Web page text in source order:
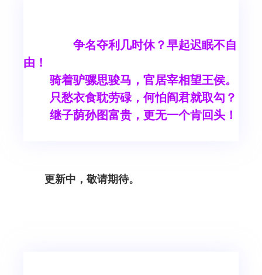
争名夺利几时休？早起迟眠不自
由！
骑着驴骡思骏马，官居宰相望王侯。
只愁衣食耽劳碌，何怕阎君就取勾？
继子荫孙图富贵，更无一个肯回头！
更新中，敬请期待。